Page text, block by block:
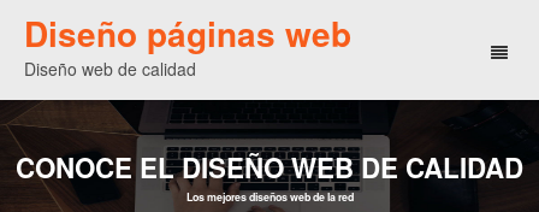
Diseño páginas web
Diseño web de calidad
CONOCE EL DISEÑO WEB DE CALIDAD
Los mejores diseños web de la red